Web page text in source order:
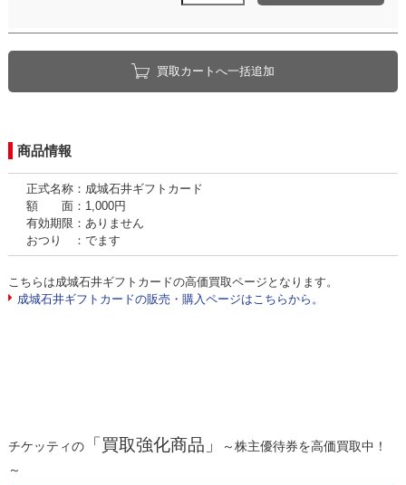
買取カートへ一括追加
商品情報
正式名称：成城石井ギフトカード
額 面：1,000円
有効期限：ありません
おつり ：でます
こちらは成城石井ギフトカードの高価買取ページとなります。
成城石井ギフトカードの販売・購入ページはこちらから。
チケッティの「買取強化商品」
～株主優待券を高価買取中！
～